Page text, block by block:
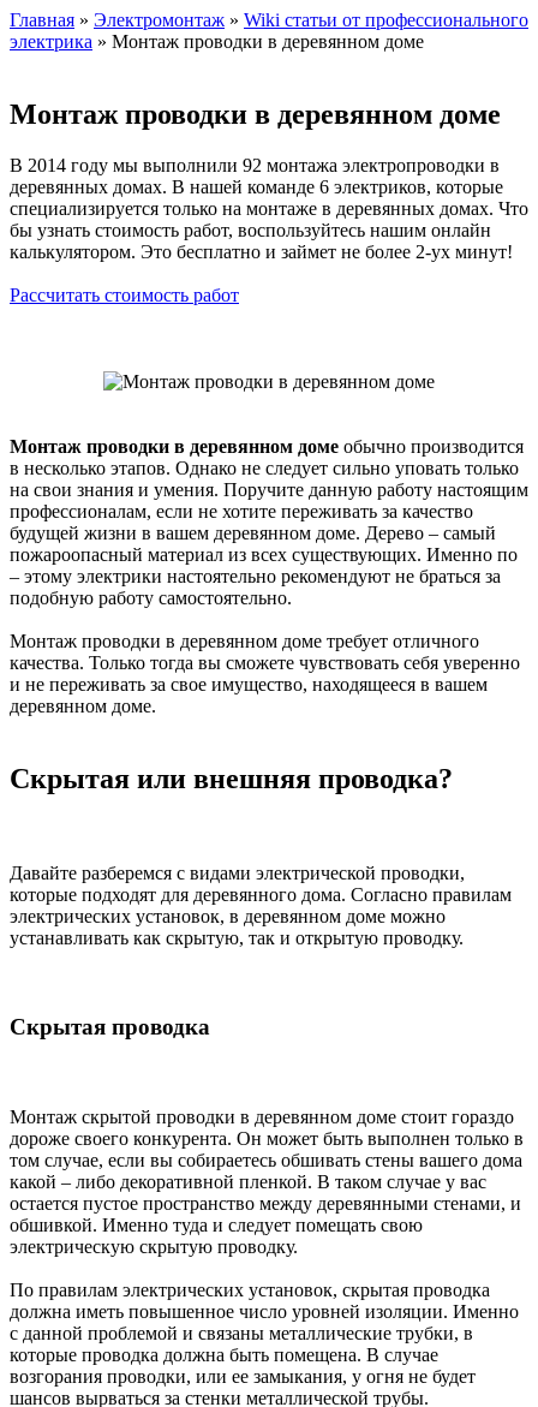
Главная » Электромонтаж » Wiki статьи от профессионального
электрика » Монтаж проводки в деревянном доме
Монтаж проводки в деревянном доме
В 2014 году мы выполнили 92 монтажа электропроводки в
деревянных домах. В нашей команде 6 электриков, которые
специализируется только на монтаже в деревянных домах. Что
бы узнать стоимость работ, воспользуйтесь нашим онлайн
калькулятором. Это бесплатно и займет не более 2-ух минут!
Рассчитать стоимость работ
Монтаж проводки в деревянном доме обычно производится
в несколько этапов. Однако не следует сильно уповать только
на свои знания и умения. Поручите данную работу настоящим
профессионалам, если не хотите переживать за качество
будущей жизни в вашем деревянном доме. Дерево – самый
пожароопасный материал из всех существующих. Именно по
– этому электрики настоятельно рекомендуют не браться за
подобную работу самостоятельно.
Монтаж проводки в деревянном доме требует отличного
качества. Только тогда вы сможете чувствовать себя уверенно
и не переживать за свое имущество, находящееся в вашем
деревянном доме.
Скрытая или внешняя проводка?
Давайте разберемся с видами электрической проводки,
которые подходят для деревянного дома. Согласно правилам
электрических установок, в деревянном доме можно
устанавливать как скрытую, так и открытую проводку.
Скрытая проводка
Монтаж скрытой проводки в деревянном доме стоит гораздо
дороже своего конкурента. Он может быть выполнен только в
том случае, если вы собираетесь обшивать стены вашего дома
какой – либо декоративной пленкой. В таком случае у вас
остается пустое пространство между деревянными стенами, и
обшивкой. Именно туда и следует помещать свою
электрическую скрытую проводку.
По правилам электрических установок, скрытая проводка
должна иметь повышенное число уровней изоляции. Именно
с данной проблемой и связаны металлические трубки, в
которые проводка должна быть помещена. В случае
возгорания проводки, или ее замыкания, у огня не будет
шансов вырваться за стенки металлической трубы.